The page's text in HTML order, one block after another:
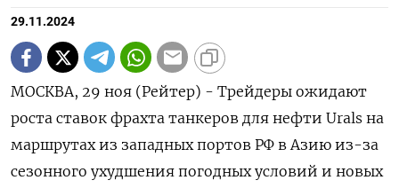
29.11.2024
МОСКВА, 29 ноя (Рейтер) - Трейдеры ожидают
роста ставок фрахта танкеров для нефти Urals на
маршрутах из западных портов РФ в Азию из-за
сезонного ухудшения погодных условий и новых